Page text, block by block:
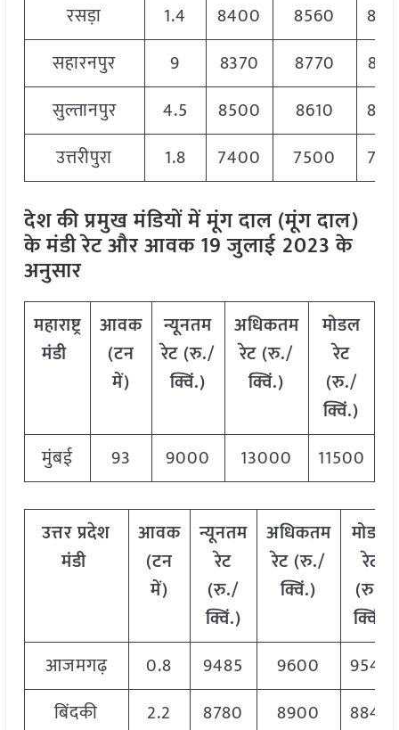
रसड़ा
1.4 8400 8560
सहारनपुर
9 8370 8770
सुल्तानपुर
4.5 8500 8610
उत्तरीपुरा
1.8 7400 7500
देश की प्रमुख मंडियों में मूंग दाल (मूंग दाल)
के मंडी रेट और आवक 19 जुलाई 2023 के
अनुसार
महाराष्ट्र
मंडी
आवक
(टन
में)
न्यूनतम
रेट (रु./
क्विं.)
अधिकतम
रेट (रु./
क्विं.)
मोडल
रेट
(रु./
क्विं.)
मुंबई
93 9000 13000 11500
उत्तरप्रदेश
मंडी
आवक
(टन
में)
न्यूनतम
रेट
(रु./
क्विं.)
अधिकतम
रेट (रु./
क्विं.)
मोडल
रेट
(रु./
क्विं.)
आजमगढ़
0.8 9485 9600
9540
बिंदकी
2.2 8780 8900
8840